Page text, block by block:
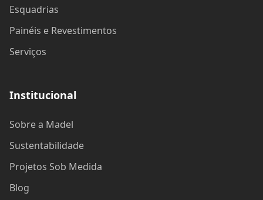
Esquadrias
Painéis e Revestimentos
Serviços
Institucional
Sobre a Madel
Sustentabilidade
Projetos Sob Medida
Blog